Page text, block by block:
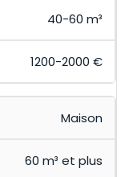
40-60 m³
1200-2000 €
Maison
60 m³ et plus